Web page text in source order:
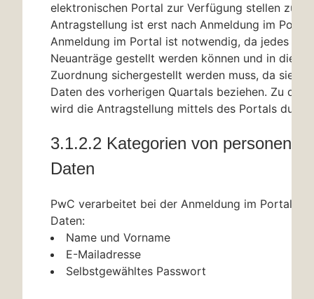
elektronischen Portal zur Verfügung stellen zu
Antragstellung ist erst nach Anmeldung im
Anmeldung im Portal ist notwendig, da jedes
Neuanträge gestellt werden können und in
Zuordnung sichergestellt werden muss, da sie
Daten des vorherigen Quartals beziehen. Zu
wird die Antragstellung mittels des Portals
3.1.2.2 Kategorien von
Daten
PwC verarbeitet bei der Anmeldung im Portal
Daten:
Name und Vorname
E-Mailadresse
Selbstgewähltes Passwort